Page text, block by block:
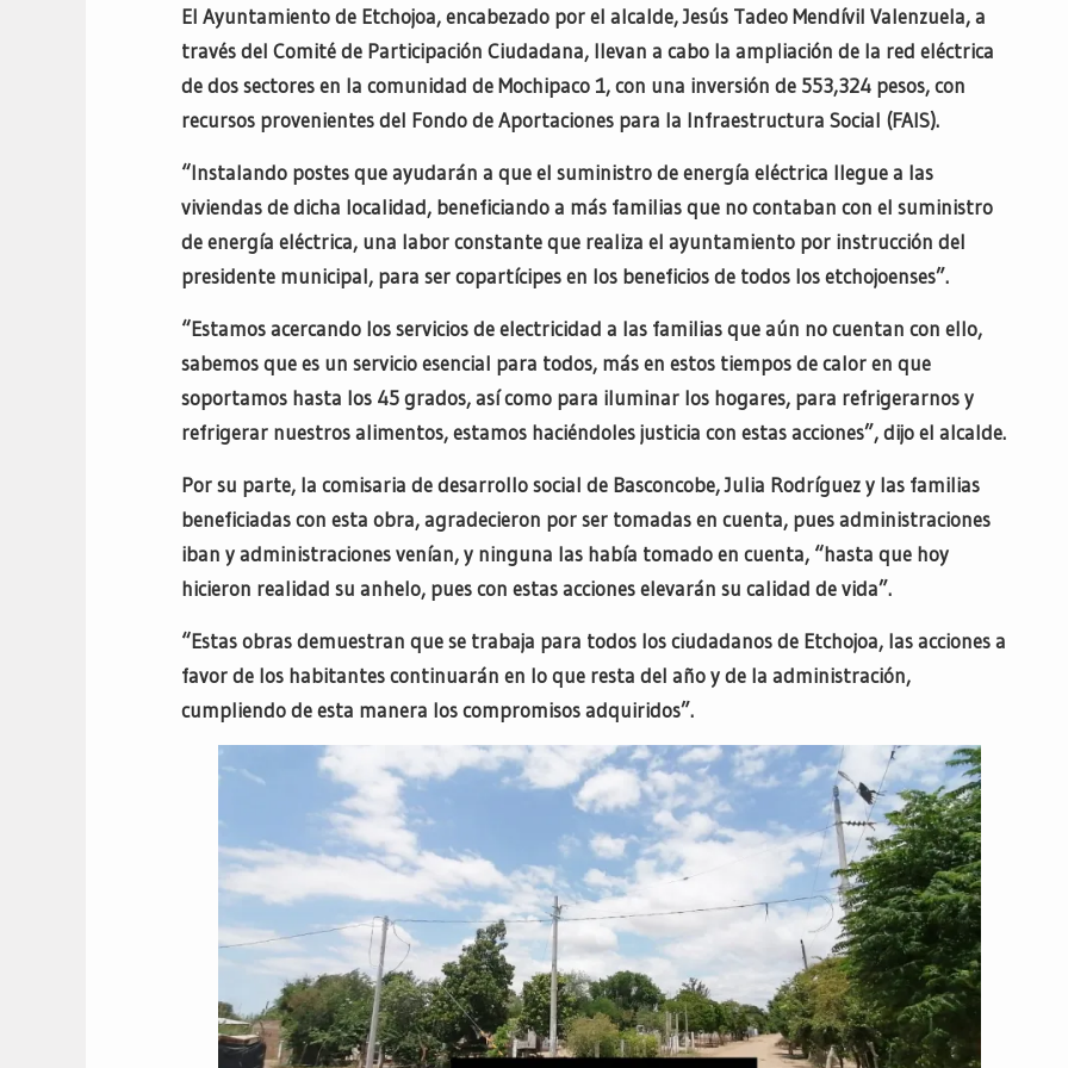
El Ayuntamiento de Etchojoa, encabezado por el alcalde, Jesús Tadeo Mendívil Valenzuela, a
través del Comité de Participación Ciudadana, llevan a cabo la ampliación de la red eléctrica
de dos sectores en la comunidad de Mochipaco 1, con una inversión de 553,324 pesos, con
recursos provenientes del Fondo de Aportaciones para la Infraestructura Social (FAIS).
“Instalando postes que ayudarán a que el suministro de energía eléctrica llegue a las
viviendas de dicha localidad, beneficiando a más familias que no contaban con el suministro
de energía eléctrica, una labor constante que realiza el ayuntamiento por instrucción del
presidente municipal, para ser copartícipes en los beneficios de todos los etchojoenses”.
“Estamos acercando los servicios de electricidad a las familias que aún no cuentan con ello,
sabemos que es un servicio esencial para todos, más en estos tiempos de calor en que
soportamos hasta los 45 grados, así como para iluminar los hogares, para refrigerarnos y
refrigerar nuestros alimentos, estamos haciéndoles justicia con estas acciones”, dijo el alcalde.
Por su parte, la comisaria de desarrollo social de Basconcobe, Julia Rodríguez y las familias
beneficiadas con esta obra, agradecieron por ser tomadas en cuenta, pues administraciones
iban y administraciones venían, y ninguna las había tomado en cuenta, “hasta que hoy
hicieron realidad su anhelo, pues con estas acciones elevarán su calidad de vida”.
“Estas obras demuestran que se trabaja para todos los ciudadanos de Etchojoa, las acciones a
favor de los habitantes continuarán en lo que resta del año y de la administración,
cumpliendo de esta manera los compromisos adquiridos”.